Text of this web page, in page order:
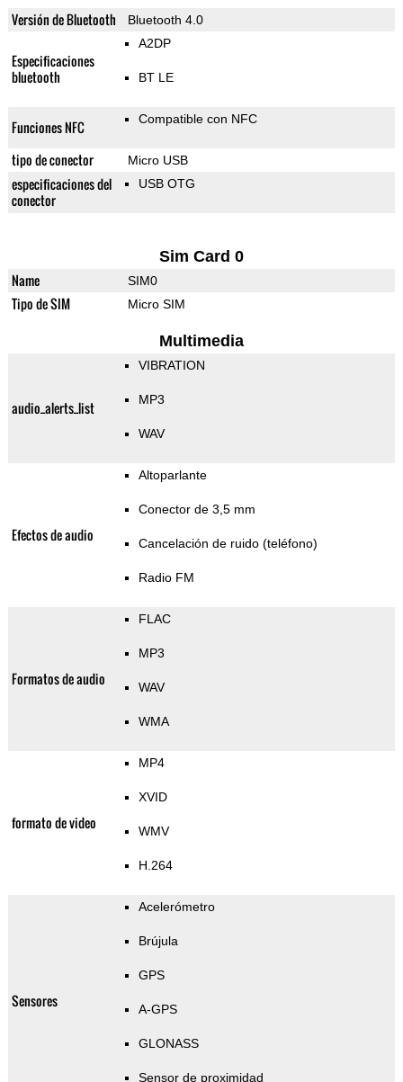
Versión de Bluetooth Bluetooth 4.0
Especificaciones
bluetooth
A2DP
BT LE
Funciones NFC Compatible con NFC
tipo de conector Micro USB
especificaciones del
conector
USB OTG
Sim Card 0
Name SIM0
Tipo de SIM Micro SIM
Multimedia
audio_alerts_list
VIBRATION
MP3
WAV
Efectos de audio
Altoparlante
Conector de 3,5 mm
Cancelación de ruido (teléfono)
Radio FM
Formatos de audio
FLAC
MP3
WAV
WMA
formato de video
MP4
XVID
WMV
H.264
Sensores
Acelerómetro
Brújula
GPS
A-GPS
GLONASS
Sensor de proximidad